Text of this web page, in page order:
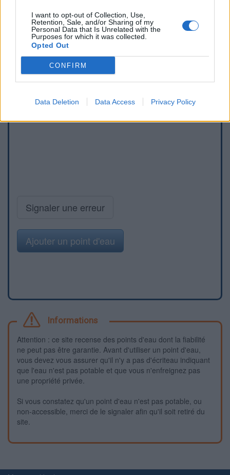
I want to opt-out of Collection, Use,
Retention, Sale, and/or Sharing of my
Personal Data that Is Unrelated with the
Purposes for which it was collected.
Opted Out
CONFIRM
Data Deletion Data Access Privacy Policy
Signaler une erreur
Ajouter un point d'eau
Informations
Attention : ce site recense des points d'eau dont la fiabilité
ne peut pas être garantie. Avant d'utiliser un point d'eau,
vous devez vous assurer qu'il n'y a pas d'écriteau indiquant
que l'eau n'est pas potable et que vous n'enfreignez pas
une propriété privée.
Si vous constatez qu'un point d'eau n'est pas potable, ou
non-accessible, merci de le signaler afin qu'il soit retiré du
site.